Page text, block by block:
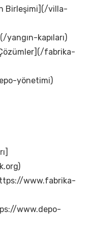
Birleşimi](/villa-
yangın-kapıları)
fabrika-
yönetimi)
www.fabrika-
www.depo-